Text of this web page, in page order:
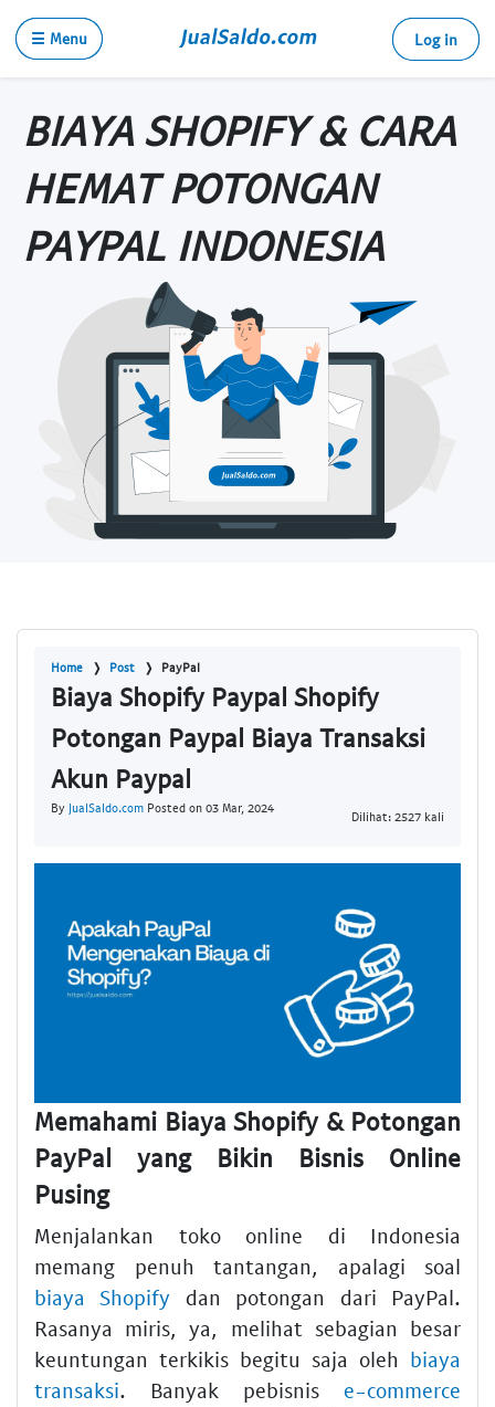
☰ Menu Log in
BIAYA SHOPIFY & CARA
HEMAT POTONGAN
PAYPAL INDONESIA
Home Post PayPal
Biaya Shopify Paypal Shopify
Potongan Paypal Biaya Transaksi
Akun Paypal
By JualSaldo.com Posted on 03 Mar, 2024
Dilihat: 2527 kali
Memahami Biaya Shopify & Potongan
PayPal yang Bikin Bisnis Online
Pusing
Menjalankan toko online di Indonesia
memang penuh tantangan, apalagi soal
biaya Shopify dan potongan dari PayPal.
Rasanya miris, ya, melihat sebagian besar
keuntungan terkikis begitu saja oleh biaya
transaksi. Banyak pebisnis e-commerce